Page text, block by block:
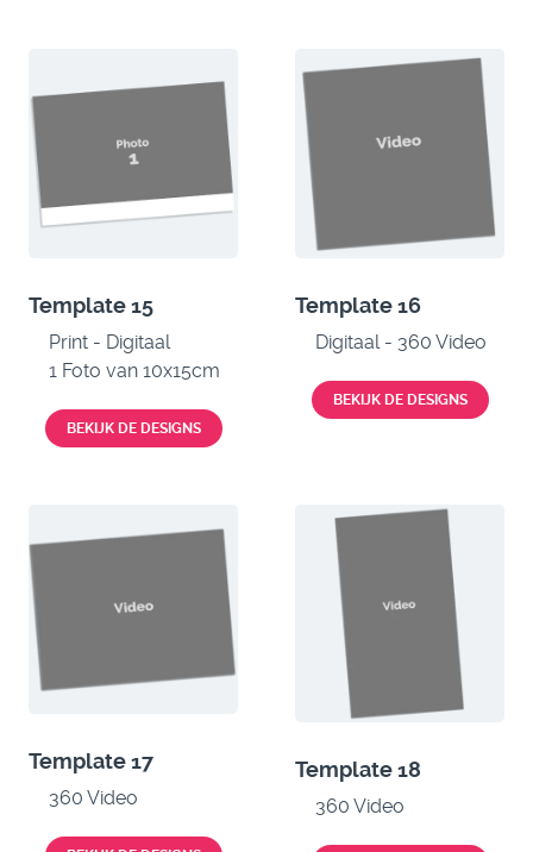
Template 15
Print - Digitaal
1 Foto van 10x15cm
BEKIJK DE DESIGNS
Template 16
Digitaal - 360 Video
BEKIJK DE DESIGNS
Template 17
360 Video
Template 18
360 Video